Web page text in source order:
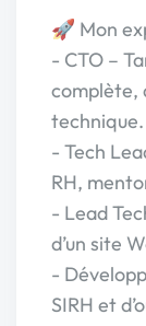
🚀 Mon
- CTO –
complète,
technique.
- Tech
RH,
- Lead
d’un site
-
SIRH et